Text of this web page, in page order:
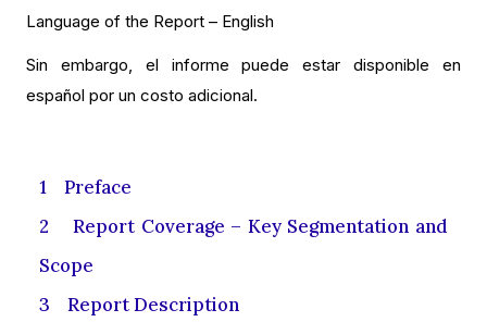
Language of the Report – English
Sin embargo, el informe puede estar disponible en
español por un costo adicional.
1 Preface
2 Report Coverage – Key Segmentation and
Scope
3 Report Description